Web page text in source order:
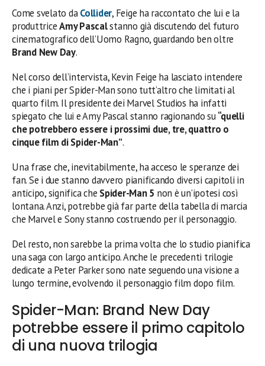
Come svelato daCollider, Feige ha raccontato che lui e la
produttriceAmy Pascalstanno già discutendo del futuro
cinematografico dell’Uomo Ragno, guardando ben oltre
Brand New Day.
Nel corso dell’intervista, Kevin Feige ha lasciato intendere
che i piani per Spider-Man sono tutt’altro che limitati al
quarto film. Il presidente dei Marvel Studios ha infatti
spiegato che lui e Amy Pascal stanno ragionando su“quelli
che potrebbero essere i prossimi due, tre, quattro o
cinque film di Spider-Man”.
Una frase che, inevitabilmente, ha acceso le speranze dei
fan. Se i due stanno davvero pianificando diversi capitoli in
anticipo, significa che Spider-Man 5 non è un’ipotesi così
lontana. Anzi, potrebbe già far parte della tabella di marcia
che Marvel e Sony stanno costruendo per il personaggio.
Del resto, non sarebbe la prima volta che lo studio pianifica
una saga con largo anticipo. Anche le precedenti trilogie
dedicate a Peter Parker sono nate seguendo una visione a
lungo termine, evolvendo il personaggio film dopo film.
Spider-Man: Brand New Day
potrebbe essere il primo capitolo
di una nuova trilogia